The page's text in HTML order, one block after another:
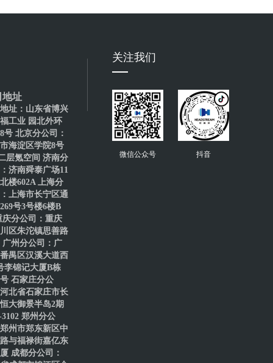
地址
址：山东省博兴
工业 园北外环
号 北京分公司：
海淀区学院8号
层氪空间 济南分
济南舜泰广场11
楼602A 上海分
上海市长宁区通
号3号楼6楼B
庆分公司：重庆
区朱沱镇思善路
广州分公司：广
禺区汉溪大道西
李锦记大厦B栋
石家庄分公
北省石家庄市长
大御景半岛2期
3102 郑州分公
州市郑东新区中
与福禄街嘉亿东
成都分公司：
关注我们
微信公众号 抖音